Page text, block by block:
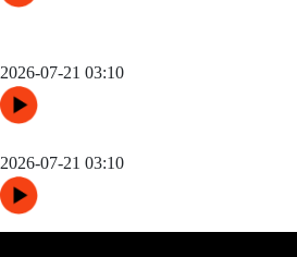
2026-07-21 03:10
2026-07-21 03:10